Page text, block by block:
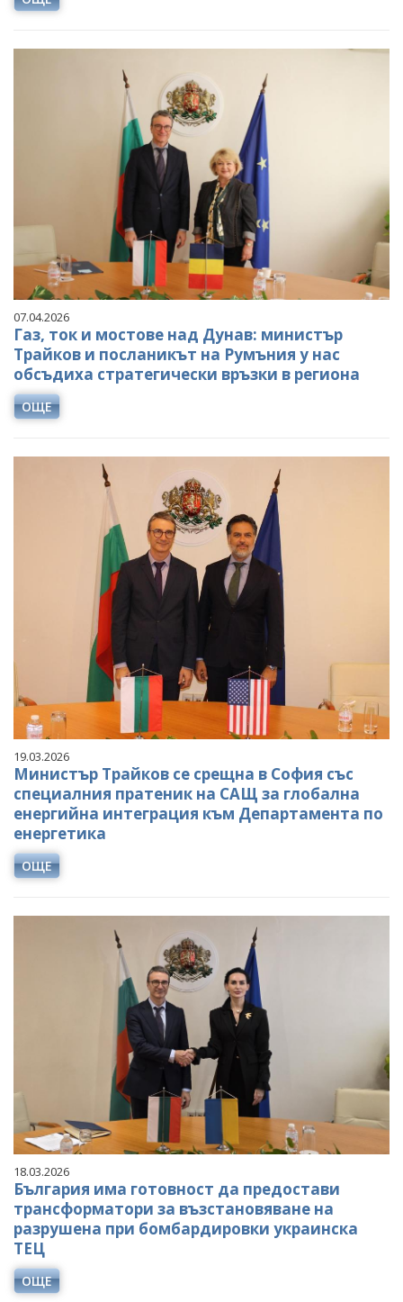
07.04.2026
Газ, ток и мостове над Дунав: министър
Трайков и посланикът на Румъния у нас
обсъдиха стратегически връзки в региона
ОЩЕ
19.03.2026
Министър Трайков се срещна в София със
специалния пратеник на САЩ за глобална
енергийна интеграция към Департамента по
енергетика
ОЩЕ
18.03.2026
България има готовност да предостави
трансформатори за възстановяване на
разрушена при бомбардировки украинска
ТЕЦ
ОЩЕ